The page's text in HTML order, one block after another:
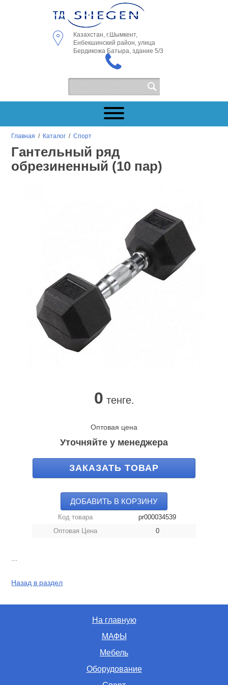
Казахстан, г.Шымкент,
Енбекшинский район, улица
Бердикожа Батыра, здание 5/3
Главная / Каталог /Спорт
Гантельный ряд
обрезиненный (10 пар)
0 тенге.
Оптовая цена
Уточняйте у менеджера
ЗАКАЗАТЬ ТОВАР
ДОБАВИТЬ В КОРЗИНУ
Код товара
pr000034539
Оптовая Цена
0
Назад в раздел
На главную
МАФЫ
Мебель
Оборудование